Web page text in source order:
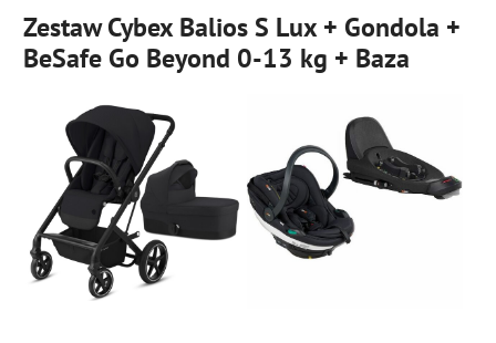
Zestaw Cybex Balios S Lux + Gondola +
BeSafe Go Beyond 0-13 kg + Baza